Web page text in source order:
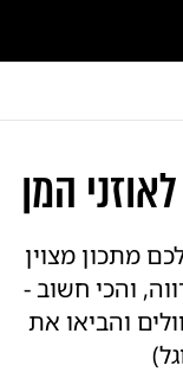
המן
מתכון מצוין
והכי חשוב -
והביאו את